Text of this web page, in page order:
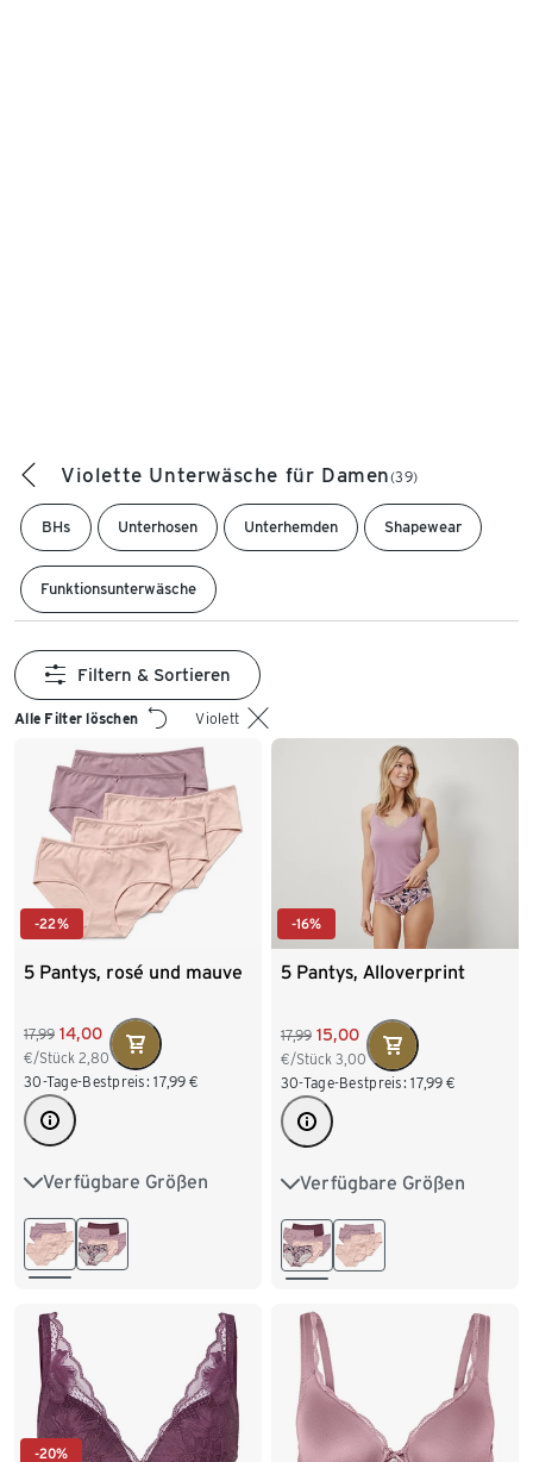
Violette Unterwäsche für Damen(39)
BHs Unterhosen Unterhemden Shapewear
Funktionsunterwäsche
Alle Filter löschen Violett
Filtern & Sortieren
-22%
5 Pantys, rosé und mauve
17,99 14,00
€/Stück 2,80
30-Tage-Bestpreis: 17,99 €
Verfügbare Größen
S 36/38 M 40/42
L 44/46
-16%
5 Pantys, Alloverprint
17,99 15,00
€/Stück 3,00
30-Tage-Bestpreis: 17,99 €
Verfügbare Größen
S 36/38 M 40/42
L 44/46
-20%